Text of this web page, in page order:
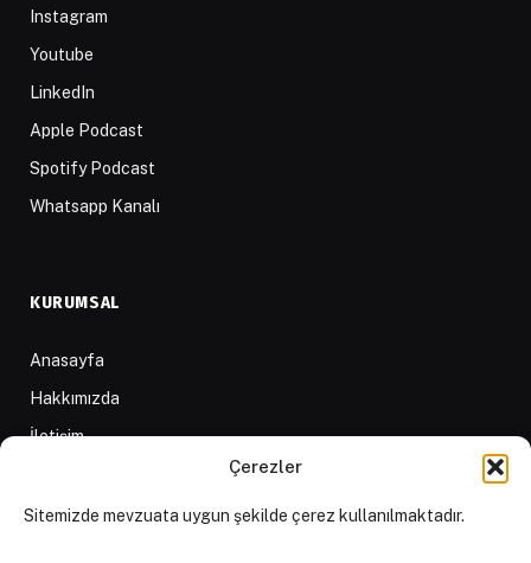
Çerezler
Sitemizde mevzuata uygun şekilde çerez kullanılmaktadır.
Instagram
Youtube
LinkedIn
Apple Podcast
Spotify Podcast
Whatsapp Kanalı
KURUMSAL
Anasayfa
Hakkımızda
İletişim
D84 Yayınları